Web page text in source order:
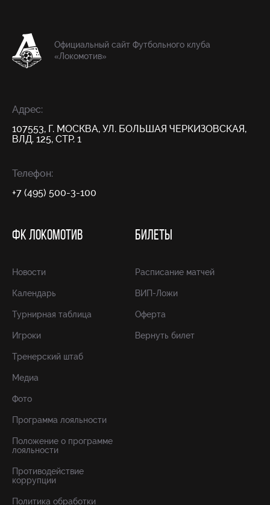
Официальный сайт Футбольного клуба
«Локомотив»
Адрес:
107553, Г. МОСКВА, УЛ. БОЛЬШАЯ ЧЕРКИЗОВСКАЯ,
ВЛД. 125, СТР. 1
Телефон:
+7 (495) 500-3-100
ФК ЛОКОМОТИВ
Новости
Календарь
Турнирная таблица
Игроки
Тренерский штаб
Медиа
Фото
Программа лояльности
Положение о программе
лояльности
Противодействие
коррупции
Политика обработки
БИЛЕТЫ
Расписание матчей
ВИП-Ложи
Оферта
Вернуть билет